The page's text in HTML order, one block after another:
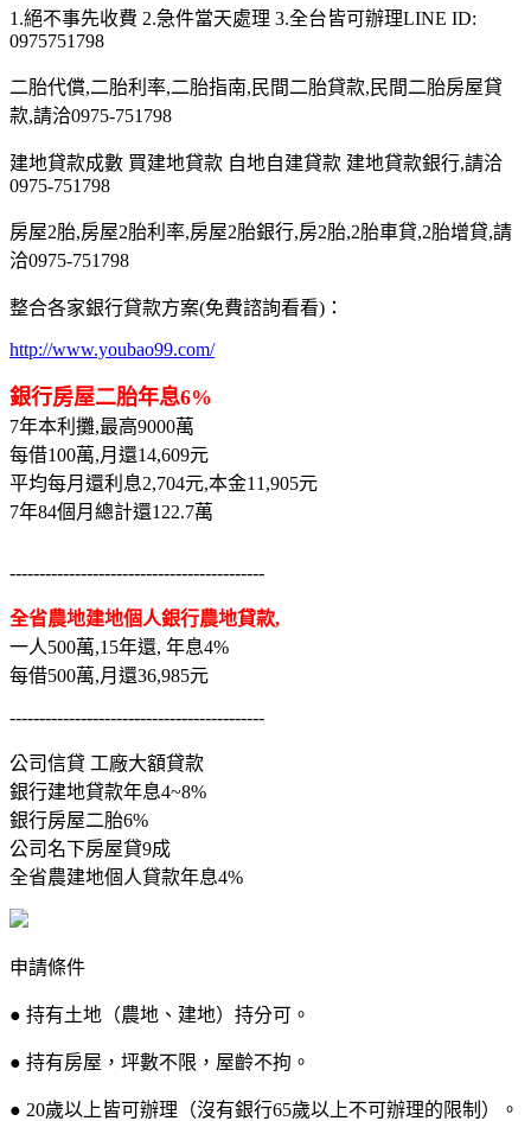
1.絕不事先收費 2.急件當天處理 3.全台皆可辦理LINE ID:
0975751798
二胎代償,二胎利率,二胎指南,民間二胎貸款,民間二胎房屋貸
款,請洽0975-751798
建地貸款成數 買建地貸款 自地自建貸款 建地貸款銀行,請洽
0975-751798
房屋2胎,房屋2胎利率,房屋2胎銀行,房2胎,2胎車貸,2胎增貸,請
洽0975-751798
整合各家銀行貸款方案(免費諮詢看看)：
http://www.youbao99.com/
銀行房屋二胎年息6%
7年本利攤,最高9000萬
每借100萬,月還14,609元
平均每月還利息2,704元,本金11,905元
7年84個月總計還122.7萬
-------------------------------------------
全省農地建地個人銀行農地貸款,
一人500萬,15年還, 年息4%
每借500萬,月還36,985元
-------------------------------------------
公司信貸 工廠大額貸款
銀行建地貸款年息4~8%
銀行房屋二胎6%
公司名下房屋貸9成
全省農建地個人貸款年息4%
申請條件
● 持有土地（農地、建地）持分可。
● 持有房屋，坪數不限，屋齡不拘。
● 20歲以上皆可辦理（沒有銀行65歲以上不可辦理的限制）。